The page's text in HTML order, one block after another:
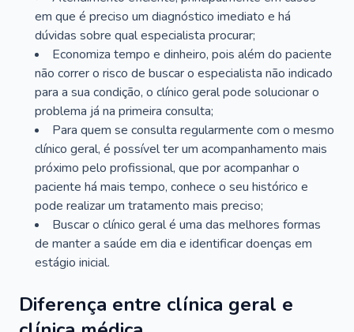
em que é preciso um diagnóstico imediato e há
dúvidas sobre qual especialista procurar;
Economiza tempo e dinheiro, pois além do paciente
não correr o risco de buscar o especialista não indicado
para a sua condição, o clínico geral pode solucionar o
problema já na primeira consulta;
Para quem se consulta regularmente com o mesmo
clínico geral, é possível ter um acompanhamento mais
próximo pelo profissional, que por acompanhar o
paciente há mais tempo, conhece o seu histórico e
pode realizar um tratamento mais preciso;
Buscar o clínico geral é uma das melhores formas
de manter a saúde em dia e identificar doenças em
estágio inicial.
Diferença entre clínica geral e